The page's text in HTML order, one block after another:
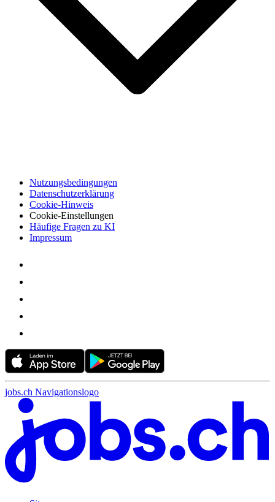
Nutzungsbedingungen
Datenschutzerklärung
Cookie-Hinweis
Cookie-Einstellungen
Häufige Fragen zu KI
Impressum
jobs.ch Navigationslogo